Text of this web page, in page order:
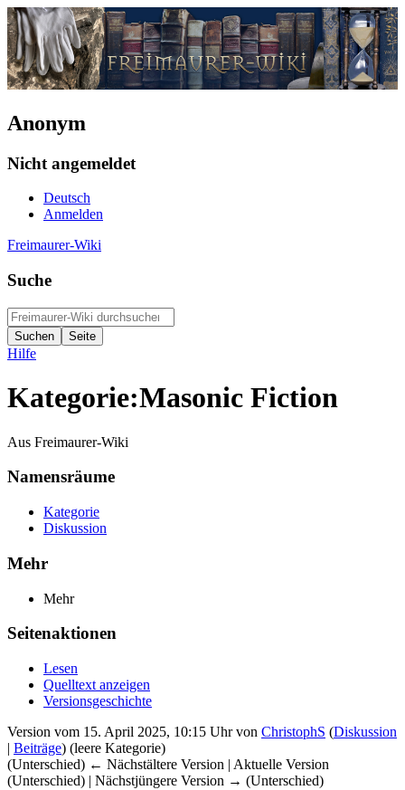
Anonym
Nicht angemeldet
Deutsch
Anmelden
Freimaurer-Wiki
Suche
Hilfe
Kategorie:Masonic Fiction
Aus Freimaurer-Wiki
Namensräume
Kategorie
Diskussion
Mehr
Mehr
Seitenaktionen
Lesen
Quelltext anzeigen
Versionsgeschichte
Version vom 15. April 2025, 10:15 Uhr von ChristophS (Diskussion
| Beiträge) (leere Kategorie)
(Unterschied) ← Nächstältere Version | Aktuelle Version
(Unterschied) | Nächstjüngere Version → (Unterschied)